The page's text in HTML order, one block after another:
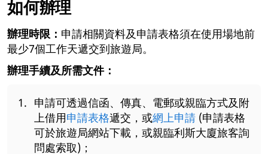
如何辦理
辦理時限： 申請相關資料及申請表格須在使用場地前
最少7個工作天遞交到旅遊局。
辦理手續及所需文件：
申請可透過信函、傳真、電郵或親臨方式及附
上借用申請表格遞交，或網上申請 (申請表格
可於旅遊局網站下載，或親臨利斯大廈旅客詢
問處索取)；